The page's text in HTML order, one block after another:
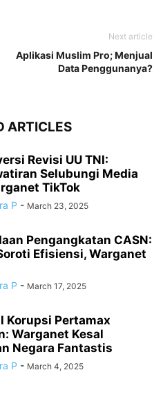
Next article
Aplikasi Muslim Pro; Menjual
Data Penggunanya?
ARTICLES
Revisi UU TNI:
Selubungi Media
TikTok
P - March 23, 2025
Pengangkatan CASN:
Efisiensi, Warganet
P - March 17, 2025
Korupsi Pertamax
Warganet Kesal
Negara Fantastis
P - March 4, 2025